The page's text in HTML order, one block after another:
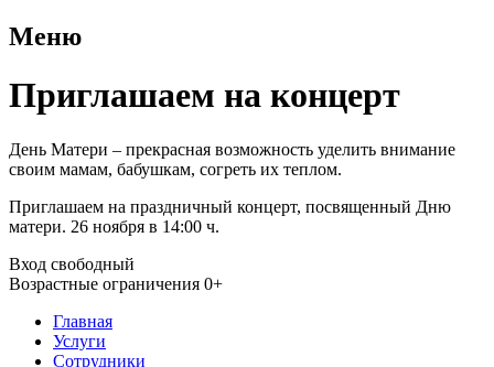
Меню
Приглашаем на концерт
День Матери – прекрасная возможность уделить внимание
своим мамам, бабушкам, согреть их теплом.
Приглашаем на праздничный концерт, посвященный Дню
матери. 26 ноября в 14:00 ч.
Вход свободный
Возрастные ограничения 0+
Главная
Услуги
Сотрудники